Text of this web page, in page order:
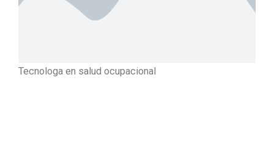
Tecnologa en salud ocupacional